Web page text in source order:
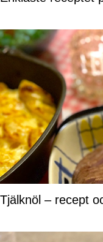
Tjälknöl – recept